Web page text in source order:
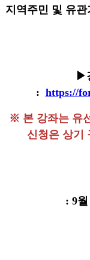
지역주민 및 유
▶
: https://
※ 본 강좌는 유
신청은 상기
: 9